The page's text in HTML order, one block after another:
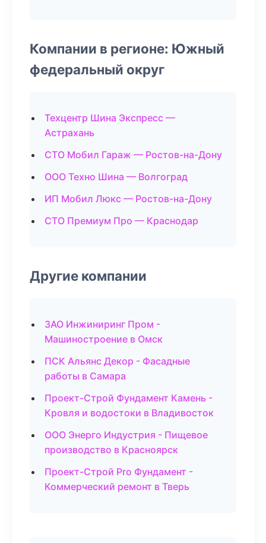
Компании в регионе: Южный
федеральный округ
Техцентр Шина Экспресс —
Астрахань
СТО Мобил Гараж — Ростов-на-Дону
ООО Техно Шина — Волгоград
ИП Мобил Люкс — Ростов-на-Дону
СТО Премиум Про — Краснодар
Другие компании
ЗАО Инжиниринг Пром -
Машиностроение в Омск
ПСК Альянс Декор - Фасадные
работы в Самара
Проект-Строй Фундамент Камень -
Кровля и водостоки в Владивосток
ООО Энерго Индустрия - Пищевое
производство в Красноярск
Проект-Строй Pro Фундамент -
Коммерческий ремонт в Тверь